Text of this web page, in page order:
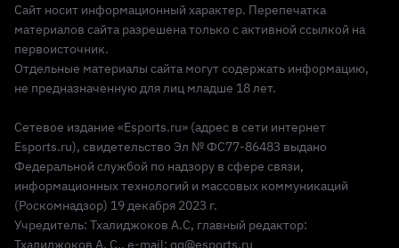
Сайт носит информационный характер. Перепечатка
материалов сайта разрешена только с активной ссылкой на
первоисточник.
Отдельные материалы сайта могут содержать информацию,
не предназначенную для лиц младше 18 лет.
Сетевое издание «Esports.ru» (адрес в сети интернет
Esports.ru), свидетельство Эл № ФС77-86483 выдано
Федеральной службой по надзору в сфере связи,
информационных технологий и массовых коммуникаций
(Роскомнадзор) 19 декабря 2023 г.
Учредитель: Тхалиджоков А.С, главный редактор:
Тхалиджоков А. С., e-mail: qq@esports.ru